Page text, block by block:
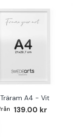
Träram A4 - Vit
139.00 kr